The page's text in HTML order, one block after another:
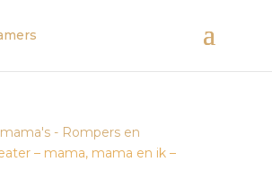
- Rompers en
– mama, mama en ik –